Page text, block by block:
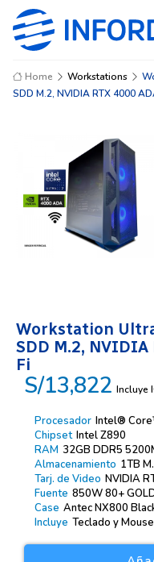
Home Workstations
SDD M.2, NVIDIA RTX 4000
Workstation Ultra
SDD M.2, NVIDIA
Fi
Procesador Intel®
Chipset Intel Z890
RAM 32GB DDR5
Almacenamiento 1TB
Tarj. de Video NVIDIA
Fuente 850W 80+
Case Antec NX800
Incluye Teclado y
S/13,822 Incluye